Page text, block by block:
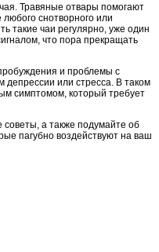
Травяные отвары помогают
снотворного или
такие чаи регулярно, уже один
что пора прекращать
и проблемы с
или стресса. В таком
симптомом, который требует
а также подумайте об
пагубно воздействуют на ваш